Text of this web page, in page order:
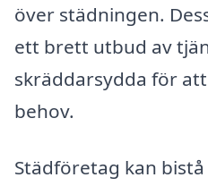
över städningen.
ett brett utbud av
skräddarsydda för
behov.
Städföretag kan